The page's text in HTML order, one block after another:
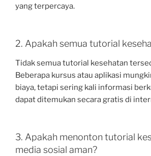
yang terpercaya.
2. Apakah semua tutorial
Tidak semua tutorial kesehatan
Beberapa kursus atau aplikasi
biaya, tetapi sering kali informasi
dapat ditemukan secara gratis di
3. Apakah menonton tutorial
media sosial aman?